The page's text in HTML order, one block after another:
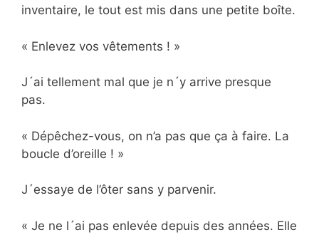
inventaire, le tout est mis dans une petite boîte.
« Enlevez vos vêtements ! »
J´ai tellement mal que je n´y arrive presque
pas.
« Dépêchez-vous, on n’a pas que ça à faire. La
boucle d’oreille ! »
J´essaye de l’ôter sans y parvenir.
« Je ne l´ai pas enlevée depuis des années. Elle